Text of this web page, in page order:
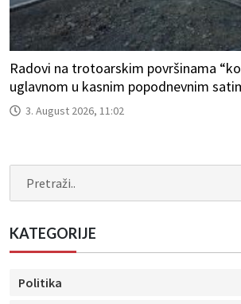
Radovi na trotoarskim površinama
uglavnom u kasnim popodnevnim
3. August 2026, 11:02
KATEGORIJE
Politika